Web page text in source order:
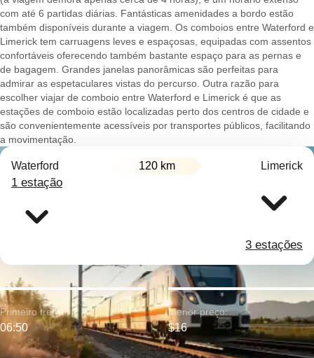
com até 6 partidas diárias. Fantásticas amenidades a bordo estão
também disponíveis durante a viagem. Os comboios entre Waterford e
Limerick tem carruagens leves e espaçosas, equipadas com assentos
confortáveis oferecendo também bastante espaço para as pernas e
de bagagem. Grandes janelas panorâmicas são perfeitas para
admirar as espetaculares vistas do percurso. Outra razão para
escolher viajar de comboio entre Waterford e Limerick é que as
estações de comboio estão localizadas perto dos centros de cidade e
são convenientemente acessíveis por transportes públicos, facilitando
a movimentação.
Waterford 120 km Limerick
1 estação
3 estações
Primeiro trem:
06:50
Menor preço:
$16